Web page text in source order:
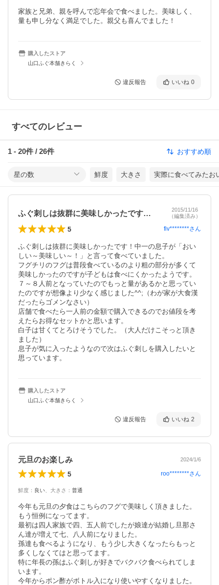
家族と兄弟、親を呼んで忘年会で食べました。美味しく、
量も申し分なく満足でした。親父も喜んでました！
購入したストア
山口ふぐ本舗きらく
違反報告 いいね 0
すべてのレビュー
1 - 20件 / 26件 おすすめ順
星の数 鮮度 大きさ 実際に食べてみたお
ふぐ刺しは抜群に美味しかったです！中一…
2015/11/16
（編集済み）
5 fiv********さん
ふぐ刺しは抜群に美味しかったです！中一の息子が「おい
しい～美味しい～！」と言って食べていました。
フグチリのフグは普段食べているのより粗の部分が多くて
美味しかったのですが子どもは食べにくかったようです。
７～８人前となっていたのでもっと量があるかと思ってい
たのですが想像より少なく感じました^^;（わが家が大食漢
だったらゴメンなさい）
店舗で食べたら一人前の金額で購入できるのでお値段を考
えたらお得なセットかと思います。
白子は甘くてとろけそうでした。（大人だけこそっと頂き
ました）
息子が気に入ったようなので次はふぐ刺しを購入したいと
思っています。
購入したストア
山口ふぐ本舗きらく
違反報告 いいね 2
元旦のお楽しみ 2024/1/6
5 roo********さん
鮮度 ： 良い 大きさ ： 普通
今年も元旦の夕食はこちらのフグで美味しく頂きました。
もう恒例になってます。
最初は四人家族で四、五人前でしたが娘達が結婚し旦那さ
ん達が増えて七、八人前になりました。
孫達も食べるようになり、もう少し大きくなったらもっと
多くしなくてはと思ってます。
特に年長の孫はふぐ刺しが好きでバクバク食べられてしま
います。
今年からポン酢がボトル入になり使いやすくなりました。